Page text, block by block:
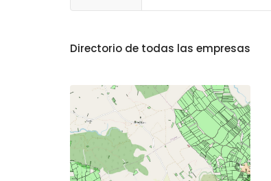
Directorio de todas las empresas